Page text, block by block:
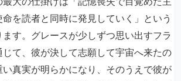
を読者と同時に発見していく」という
す。グレースが少しずつ思い出すフラ
じて、彼が決して志願して宇宙へ来たの
真実が明らかになり、そのうえで彼が